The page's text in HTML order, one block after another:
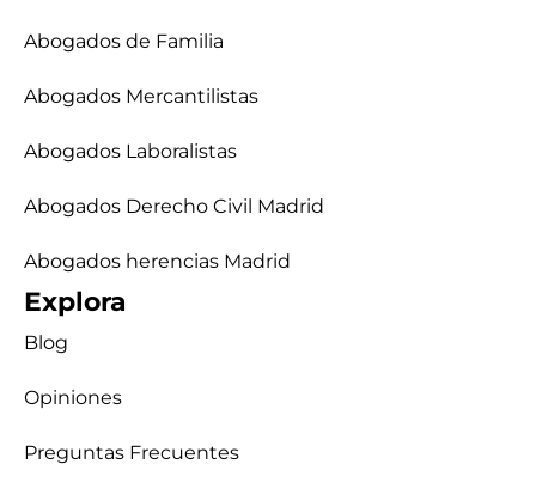
Abogados de Familia
Abogados Mercantilistas
Abogados Laboralistas
Abogados Derecho Civil Madrid
Abogados herencias Madrid
Explora
Blog
Opiniones
Preguntas Frecuentes